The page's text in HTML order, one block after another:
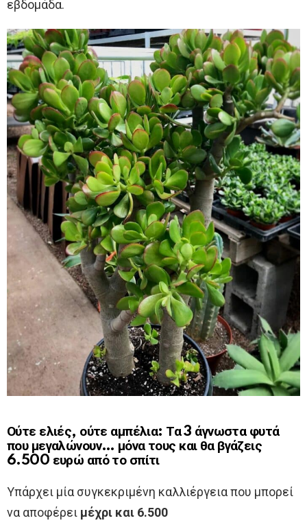
εβδομάδα.
Ούτε ελιές, ούτε αμπέλια: Τα 3 άγνωστα φυτά
που μεγαλώνουν… μόνα τους και θα βγάζεις
6.500 ευρώ από το σπίτι
Υπάρχει μία συγκεκριμένη καλλιέργεια που μπορεί
να αποφέρει μέχρι και 6.500